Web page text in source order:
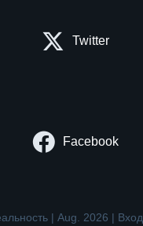
Twitter
Facebook
| Aug. 2026 | Вход